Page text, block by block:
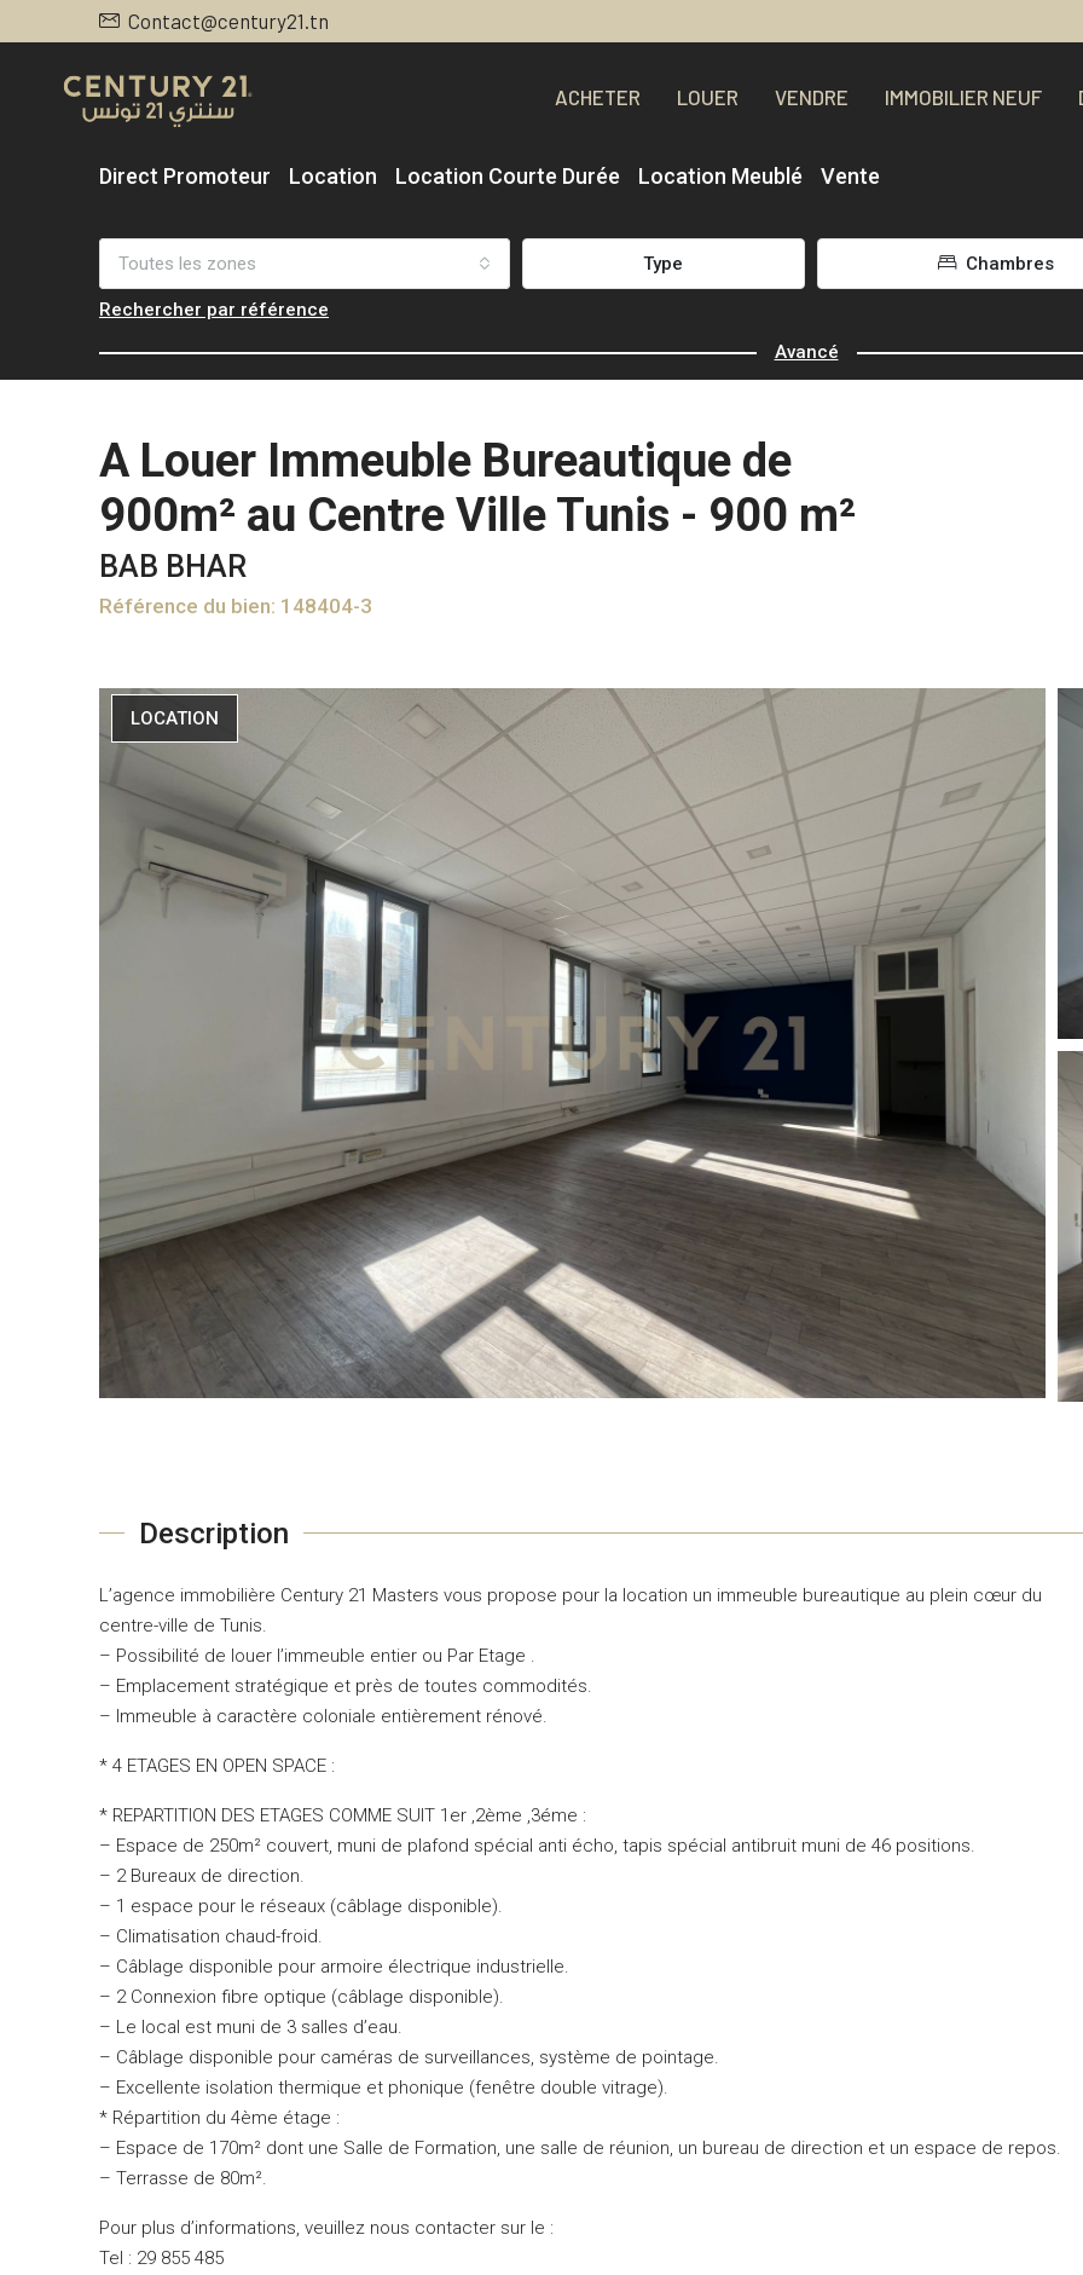
Contact@century21.tn
ACHETER LOUER VENDRE IMMOBILIER NEUF
Direct Promoteur Location Location Courte Durée Location Meublé Vente
Toutes les zones Type Chambres
Rechercher par référence
Avancé
A Louer Immeuble Bureautique de
900m² au Centre Ville Tunis - 900 m²
BAB BHAR
Référence du bien: 148404-3
LOCATION
Description
L’agence immobilière Century 21 Masters vous propose pour la location un immeuble bureautique au plein cœur du
centre-ville de Tunis.
– Possibilité de louer l’immeuble entier ou Par Etage .
– Emplacement stratégique et près de toutes commodités.
– Immeuble à caractère coloniale entièrement rénové.
* 4 ETAGES EN OPEN SPACE :
* REPARTITION DES ETAGES COMME SUIT 1er ,2ème ,3éme :
– Espace de 250m² couvert, muni de plafond spécial anti écho, tapis spécial antibruit muni de 46 positions.
– 2 Bureaux de direction.
– 1 espace pour le réseaux (câblage disponible).
– Climatisation chaud-froid.
– Câblage disponible pour armoire électrique industrielle.
– 2 Connexion fibre optique (câblage disponible).
– Le local est muni de 3 salles d’eau.
– Câblage disponible pour caméras de surveillances, système de pointage.
– Excellente isolation thermique et phonique (fenêtre double vitrage).
* Répartition du 4ème étage :
– Espace de 170m² dont une Salle de Formation, une salle de réunion, un bureau de direction et un espace de repos.
– Terrasse de 80m².
Pour plus d’informations, veuillez nous contacter sur le :
Tel : 29 855 485